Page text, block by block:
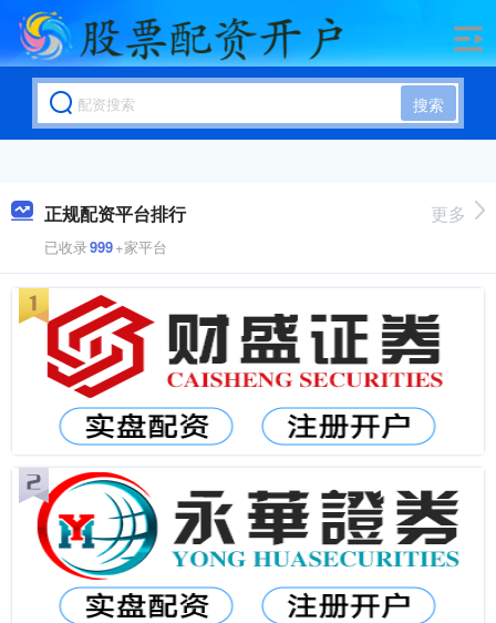
搜索
正规配资平台排行
已收录999+家平台
更多